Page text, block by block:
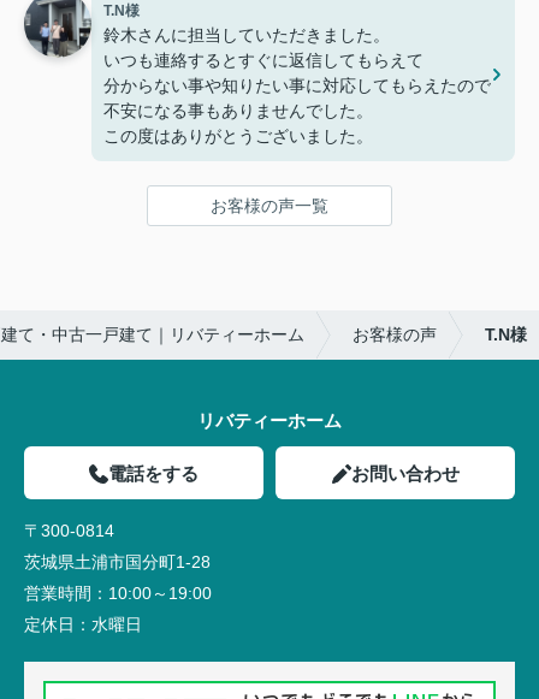
T.N様
鈴木さんに担当していただきました。
いつも連絡するとすぐに返信してもらえて
分からない事や知りたい事に対応してもらえたので
不安になる事もありませんでした。
この度はありがとうございました。
お客様の声一覧
て・中古一戸建て｜リバティーホーム お客様の声 T.N様
リバティーホーム
電話をする お問い合わせ
〒300-0814
茨城県土浦市国分町1-28
営業時間： 10:00～19:00
定休日： 水曜日